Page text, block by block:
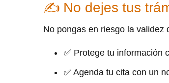
✍ No dejes tus
No pongas en riesgo la validez
✅ Protege tu información
✅ Agenda tu cita con un